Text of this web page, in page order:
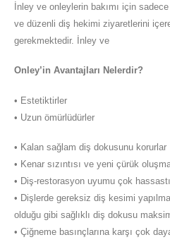
İnley ve onleylerin bakımı için
ve düzenli diş hekimi ziyaretlerini
gerekmektedir. İnley ve
Onley’in Avantajları Nelerdir?
• Estetiktirler
• Uzun ömürlüdürler
• Kalan sağlam diş dokusunu korurlar
• Kenar sızıntısı ve yeni çürük
• Diş-restorasyon uyumu çok
• Dişlerde gereksiz diş kesimi
olduğu gibi sağlıklı diş dokusu
• Çiğneme basınçlarına karşı çok